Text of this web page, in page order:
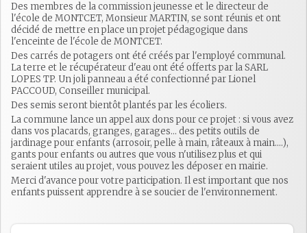
Des membres de la commission jeunesse et le directeur de
l'école de MONTCET, Monsieur MARTIN, se sont réunis et ont
décidé de mettre en place un projet pédagogique dans
l'enceinte de l'école de MONTCET.
Des carrés de potagers ont été créés par l'employé communal.
La terre et le récupérateur d'eau ont été offerts par la SARL
LOPES TP. Un joli panneau a été confectionné par Lionel
PACCOUD, Conseiller municipal.
Des semis seront bientôt plantés par les écoliers.
La commune lance un appel aux dons pour ce projet : si vous avez
dans vos placards, granges, garages... des petits outils de
jardinage pour enfants (arrosoir, pelle à main, râteaux à main....),
gants pour enfants ou autres que vous n'utilisez plus et qui
seraient utiles au projet, vous pouvez les déposer en mairie.
Merci d'avance pour votre participation. Il est important que nos
enfants puissent apprendre à se soucier de l'environnement.